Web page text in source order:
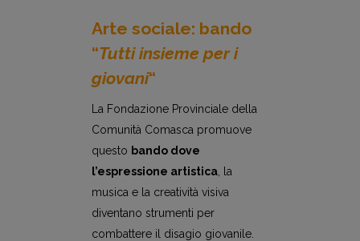
Arte sociale: bando
“Tutti insieme per i
giovani“
La Fondazione Provinciale della
Comunità Comasca promuove
questo bando dove
l’espressione artistica, la
musica e la creatività visiva
diventano strumenti per
combattere il disagio giovanile.